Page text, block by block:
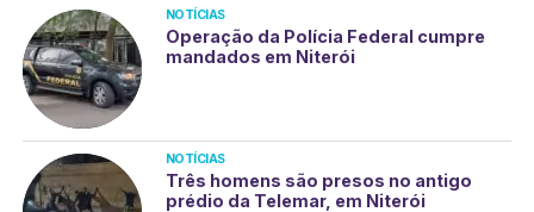
NOTÍCIAS
Operação da Polícia Federal cumpre
mandados em Niterói
NOTÍCIAS
Três homens são presos no antigo
prédio da Telemar, em Niterói